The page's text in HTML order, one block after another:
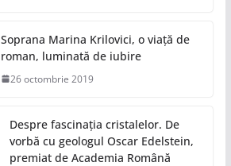
Soprana Marina Krilovici, o viață de
roman, luminată de iubire
26 octombrie 2019
Despre fascinația cristalelor. De
vorbă cu geologul Oscar Edelstein,
premiat de Academia Română